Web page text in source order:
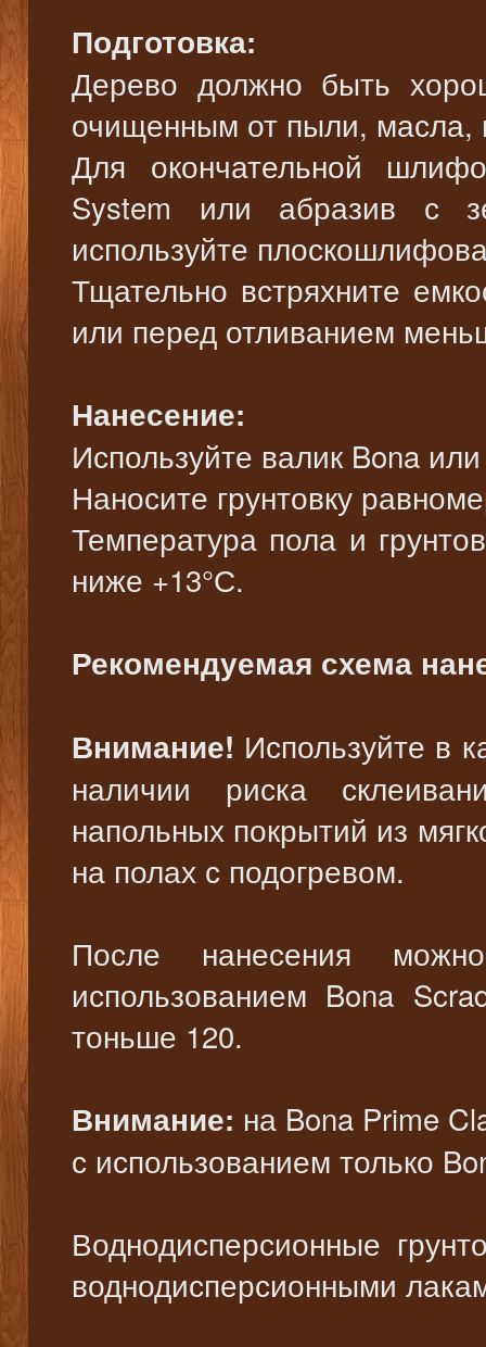
Подготовка:
Дерево должно быть
очищенным от пыли, масла,
Для окончательной
System или абразив с
используйте
Тщательно встряхните
или перед отливанием
Нанесение:
Используйте валик Bona
Наносите грунтовку
Температура пола и
ниже +13°С.
Рекомендуемая схема
Внимание! Используйте в
наличии риска
напольных покрытий из
на полах с подогревом.
После нанесения
использованием Bona
тоньше 120.
Внимание: на Bona Prime
с использованием только
Воднодисперсионные
воднодисперсионными